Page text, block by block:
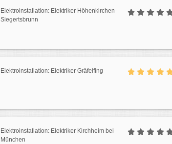
Elektroinstallation: Elektriker Höhenkirchen-
Siegertsbrunn
Elektroinstallation: Elektriker Gräfelfing
Elektroinstallation: Elektriker Kirchheim bei
München